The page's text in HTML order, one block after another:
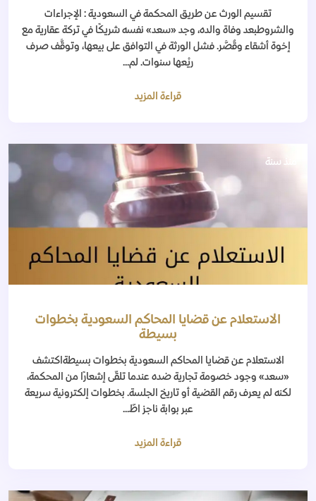
تقسيم الورث عن طريق المحكمة في السعودية : الإجراءات
والشروطبعد وفاة والده، وجد «سعد» نفسه شريكًا في تركة عقارية مع
إخوة أشقاء وقُصَّر. فشل الورثة في التوافق على بيعها، وتوقَّف صرف
ريْعها سنوات. لم...
قراءة المزيد
منذ سنة
الاستعلام عن قضايا المحاكم السعودية بخطوات
بسيطة
الاستعلام عن قضايا المحاكم السعودية بخطوات بسيطةاكتشف
«سعد» وجود خصومة تجارية ضده عندما تلقّى إشعارًا من المحكمة،
لكنه لم يعرف رقم القضية أو تاريخ الجلسة. بخطوات إلكترونية سريعة
عبر بوابة ناجز اطّ...
قراءة المزيد